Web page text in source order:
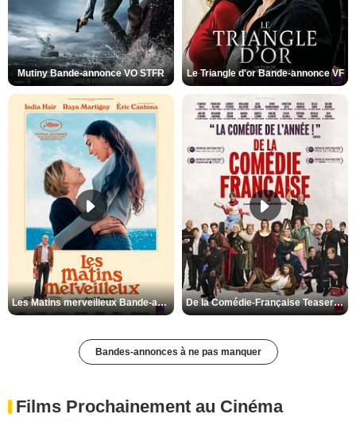
Mutiny Bande-annonce VO STFR Le Triangle d'or Bande-annonce VF
Les Matins merveilleux Bande-annonce VF De la Comédie-Française Teaser VF
Bandes-annonces à ne pas manquer
Films Prochainement au Cinéma